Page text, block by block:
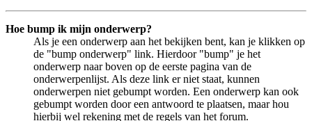
Hoe bump ik mijn onderwerp?
Als je een onderwerp aan het bekijken bent, kan je klikken op
de "bump onderwerp" link. Hierdoor "bump" je het
onderwerp naar boven op de eerste pagina van de
onderwerpenlijst. Als deze link er niet staat, kunnen
onderwerpen niet gebumpt worden. Een onderwerp kan ook
gebumpt worden door een antwoord te plaatsen, maar hou
hierbij wel rekening met de regels van het forum.